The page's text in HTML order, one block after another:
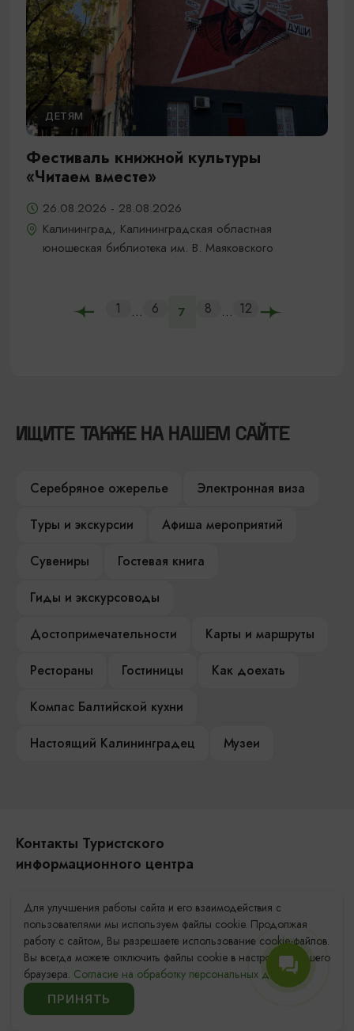
ДЕТЯМ
Фестиваль книжной культуры
«Читаем вместе»
26.08.2026 - 28.08.2026
Калининград, Калининградская областная
юношеская библиотека им. В. Маяковского
1 ... 6 7 8 ... 12
ИЩИТЕ ТАКЖЕ НА НАШЕМ САЙТЕ
Серебряное ожерелье
Электронная виза
Туры и экскурсии
Афиша мероприятий
Сувениры
Гостевая книга
Гиды и экскурсоводы
Достопримечательности
Карты и маршруты
Рестораны
Гостиницы
Как доехать
Компас Балтийской кухни
Настоящий Калининградец
Музеи
Контакты Туристского
информационного центра
Площадь Победы, 1
+7 (4012) 555-200
8 (800) 200-55-39
info@visit-kaliningrad.ru
Для улучшения работы сайта и его взаимодействия с
пользователями мы используем файлы cookie. Продолжая
работу с сайтом, Вы разрешаете использование cookie-файлов.
Вы всегда можете отключить файлы cookie в настройках Вашего
браузера. Согласие на обработку персональных данных.
ПРИНЯТЬ